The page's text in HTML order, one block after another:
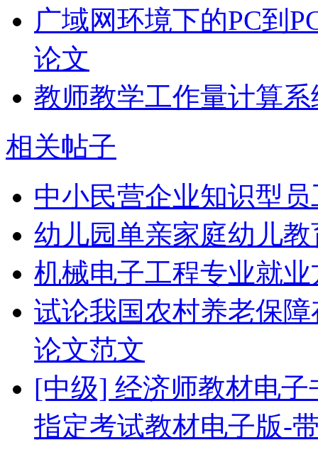
广域网环境下的PC到
论文
教师教学工作量计算
相关帖子
中小民营企业知识型
幼儿园单亲家庭幼儿
机械电子工程专业就
试论我国农村养老保
论文范文
[中级] 经济师教材电
指定考试教材电子版-